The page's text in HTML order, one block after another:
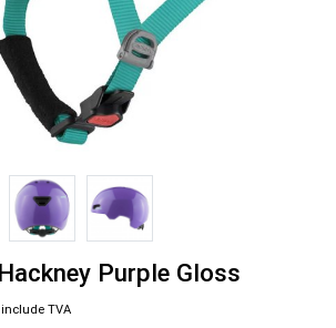
Purple Gloss
TVA